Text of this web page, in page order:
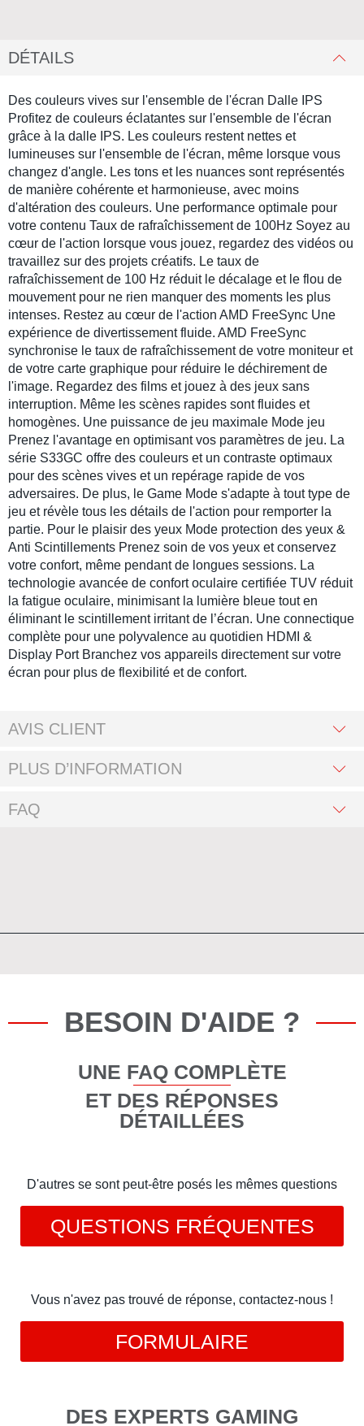
DÉTAILS
Des couleurs vives sur l'ensemble de l'écran Dalle IPS
Profitez de couleurs éclatantes sur l'ensemble de l'écran
grâce à la dalle IPS. Les couleurs restent nettes et
lumineuses sur l'ensemble de l'écran, même lorsque vous
changez d'angle. Les tons et les nuances sont représentés
de manière cohérente et harmonieuse, avec moins
d'altération des couleurs. Une performance optimale pour
votre contenu Taux de rafraîchissement de 100Hz Soyez au
cœur de l'action lorsque vous jouez, regardez des vidéos ou
travaillez sur des projets créatifs. Le taux de
rafraîchissement de 100 Hz réduit le décalage et le flou de
mouvement pour ne rien manquer des moments les plus
intenses. Restez au cœur de l'action AMD FreeSync Une
expérience de divertissement fluide. AMD FreeSync
synchronise le taux de rafraîchissement de votre moniteur et
de votre carte graphique pour réduire le déchirement de
l'image. Regardez des films et jouez à des jeux sans
interruption. Même les scènes rapides sont fluides et
homogènes. Une puissance de jeu maximale Mode jeu
Prenez l'avantage en optimisant vos paramètres de jeu. La
série S33GC offre des couleurs et un contraste optimaux
pour des scènes vives et un repérage rapide de vos
adversaires. De plus, le Game Mode s'adapte à tout type de
jeu et révèle tous les détails de l'action pour remporter la
partie. Pour le plaisir des yeux Mode protection des yeux &
Anti Scintillements Prenez soin de vos yeux et conservez
votre confort, même pendant de longues sessions. La
technologie avancée de confort oculaire certifiée TUV réduit
la fatigue oculaire, minimisant la lumière bleue tout en
éliminant le scintillement irritant de l’écran. Une connectique
complète pour une polyvalence au quotidien HDMI &
Display Port Branchez vos appareils directement sur votre
écran pour plus de flexibilité et de confort.
AVIS CLIENT
PLUS D’INFORMATION
FAQ
BESOIN D'AIDE ?
UNE FAQ COMPLÈTE
ET DES RÉPONSES
DÉTAILLÉES
D'autres se sont peut-être posés les mêmes questions
QUESTIONS FRÉQUENTES
Vous n'avez pas trouvé de réponse, contactez-nous !
FORMULAIRE
DES EXPERTS GAMING